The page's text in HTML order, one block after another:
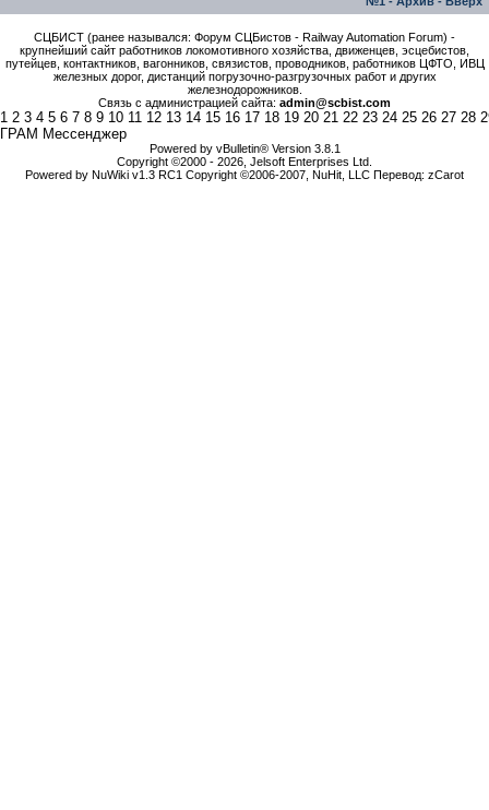
СЦБИСТ (ранее назывался: Форум СЦБистов - Railway Automation Forum) -
крупнейший сайт работников локомотивного хозяйства, движенцев, эсцебистов,
путейцев, контактников, вагонников, связистов, проводников, работников ЦФТО, ИВЦ
железных дорог, дистанций погрузочно-разгрузочных работ и других
железнодорожников.
Связь с администрацией сайта: admin@scbist.com
1 2 3 4 5 6 7 8 9 10 11 12 13 14 15 16 17 18 19 20 21 22 23 24 25 26 27 28
ГРАМ Мессенджер
Powered by vBulletin® Version 3.8.1
Copyright ©2000 - 2026, Jelsoft Enterprises Ltd.
Powered by NuWiki v1.3 RC1 Copyright ©2006-2007, NuHit, LLC Перевод: zCarot